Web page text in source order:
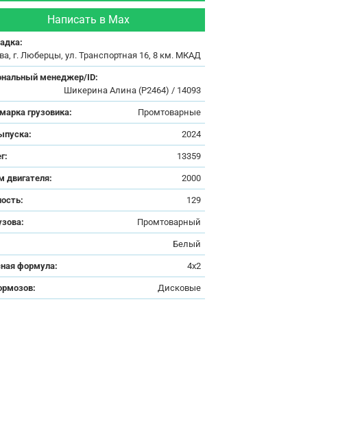
Написать в Max
г. Люберцы, ул. Транспортная 16, 8 км. МКАД
менеджер/ID:
Шикерина Алина (Р2464) / 14093
грузовика: Промтоварные
2024
13359
двигателя: 2000
129
Промтоварный
Белый
формула: 4x2
Дисковые